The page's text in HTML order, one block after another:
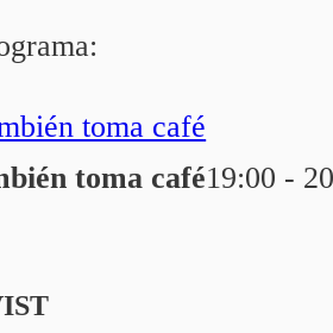
toma café19:00 -